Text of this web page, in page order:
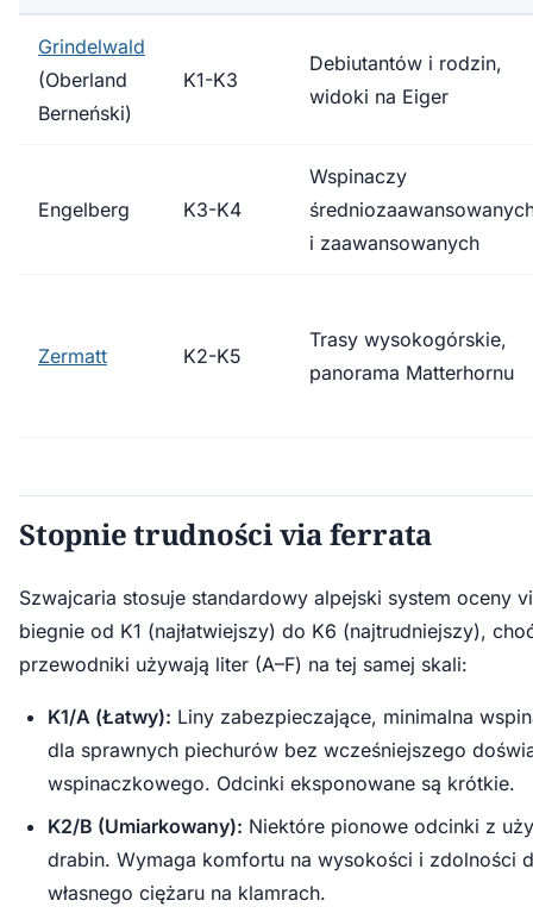
Grindelwald
(Oberland
Berneński)
K1-K3
Debiutantów i rodzin,
widoki na Eiger
Engelberg K3-K4
Wspinaczy
i zaawansowanych
Zermatt K2-K5
Trasy wysokogórskie,
panorama Matterhornu
Stopnie trudności via ferrata
Szwajcaria stosuje standardowy alpejski system oceny
biegnie od K1 (najłatwiejszy) do K6 (najtrudniejszy),
przewodniki używają liter (A–F) na tej samej skali:
K1/A (Łatwy): Liny zabezpieczające, minimalna
dla sprawnych piechurów bez wcześniejszego
wspinaczkowego. Odcinki eksponowane są krótkie.
K2/B (Umiarkowany): Niektóre pionowe odcinki z
drabin. Wymaga komfortu na wysokości i zdolności
własnego ciężaru na klamrach.